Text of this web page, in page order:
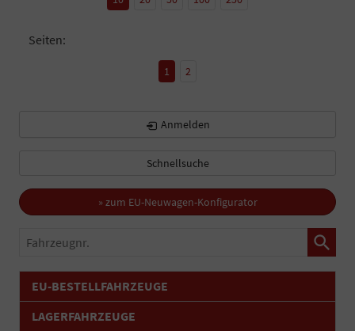
Seiten:
1 2
Anmelden
Schnellsuche
» zum EU-Neuwagen-Konfigurator
Fahrzeugnr.
EU-BESTELLFAHRZEUGE
LAGERFAHRZEUGE